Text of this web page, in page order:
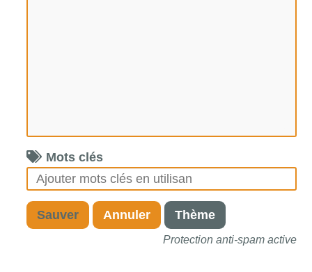
Mots clés
Sauver Annuler Thème
Protection anti-spam active